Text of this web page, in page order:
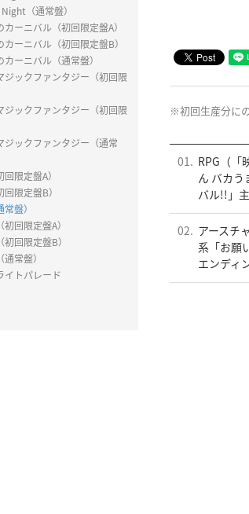
（通常盤）
カーニバル（初回限定盤A）
カーニバル（初回限定盤B）
カーニバル（通常盤）
ジックファンタジー（初回限
ジックファンタジー（初回限
ジックファンタジー（通常
回限定盤A）
回限定盤B）
常盤）
初回限定盤A）
初回限定盤B）
通常盤）
イトパレード
※初回生産分に
01.
RPG（「
ん バカう
バル!!」主
02. アースチ
系「お願
エンディ